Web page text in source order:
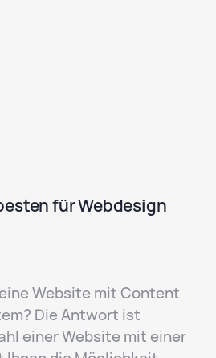
für Webdesign
Website mit Content
Die Antwort ist
einer Website mit einer